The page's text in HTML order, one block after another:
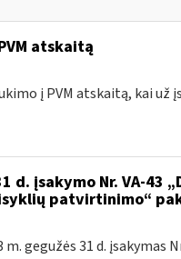
atskaitą
į PVM atskaitą, kai už
d. įsakymo Nr. VA-43
patvirtinimo“
gegužės 31 d. įsakymas